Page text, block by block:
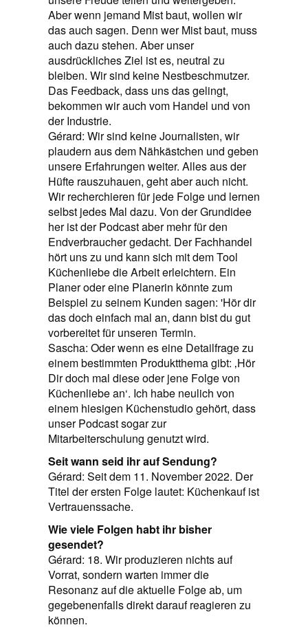
Aber wenn jemand Mist baut, wollen wir
das auch sagen. Denn wer Mist baut, muss
auch dazu stehen. Aber unser
ausdrückliches Ziel ist es, neutral zu
bleiben. Wir sind keine Nestbeschmutzer.
Das Feedback, dass uns das gelingt,
bekommen wir auch vom Handel und von
der Industrie.
Gérard: Wir sind keine Journalisten, wir
plaudern aus dem Nähkästchen und geben
unsere Erfahrungen weiter. Alles aus der
Hüfte rauszuhauen, geht aber auch nicht.
Wir recherchieren für jede Folge und lernen
selbst jedes Mal dazu. Von der Grundidee
her ist der Podcast aber mehr für den
Endverbraucher gedacht. Der Fachhandel
hört uns zu und kann sich mit dem Tool
Küchenliebe die Arbeit erleichtern. Ein
Planer oder eine Planerin könnte zum
Beispiel zu seinem Kunden sagen: 'Hör dir
das doch einfach mal an, dann bist du gut
vorbereitet für unseren Termin.
Sascha: Oder wenn es eine Detailfrage zu
einem bestimmten Produktthema gibt: ‚Hör
Dir doch mal diese oder jene Folge von
Küchenliebe an‘. Ich habe neulich von
einem hiesigen Küchenstudio gehört, dass
unser Podcast sogar zur
Mitarbeiterschulung genutzt wird.
Seit wann seid ihr auf Sendung?
Gérard: Seit dem 11. November 2022. Der
Titel der ersten Folge lautet: Küchenkauf ist
Vertrauenssache.
Wie viele Folgen habt ihr bisher
gesendet?
Gérard: 18. Wir produzieren nichts auf
Vorrat, sondern warten immer die
Resonanz auf die aktuelle Folge ab, um
gegebenenfalls direkt darauf reagieren zu
können.